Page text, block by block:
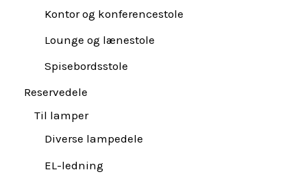
Kontor og konferencestole
Lounge og lænestole
Spisebordsstole
Reservedele
Til lamper
Diverse lampedele
EL-ledning